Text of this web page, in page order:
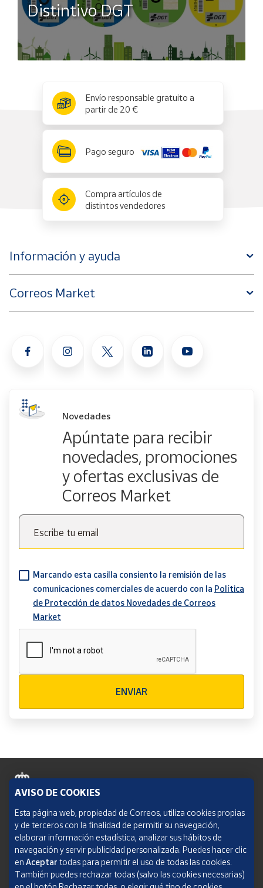
Distintivo DGT
Envío responsable gratuito a
partir de 20 €
Pago seguro
Compra artículos de
distintos vendedores
Información y ayuda
Correos Market
Novedades
Apúntate para recibir
novedades, promociones
y ofertas exclusivas de
Correos Market
Escribe tu email
Marcando esta casilla consiento la remisión de las
comunicaciones comerciales de acuerdo con la Política
de Protección de datos Novedades de Correos
Market
ENVIAR
Política de cookies
Aviso legal
Condiciones del servicio
Política de Privacidad Web
AVISO DE COOKIES
Esta página web, propiedad de Correos, utiliza cookies propias
y de terceros con la finalidad de permitir su navegación,
elaborar información estadística, analizar sus hábitos de
navegación y servir publicidad personalizada. Puedes hacer clic
en Aceptar todas para permitir el uso de todas las cookies.
También puedes rechazar todas (salvo las cookies necesarias)